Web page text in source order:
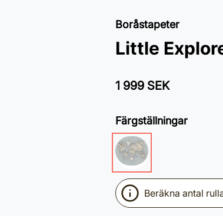
Boråstapeter
Little
1 999 SEK
Färgställningar
Beräkna antal